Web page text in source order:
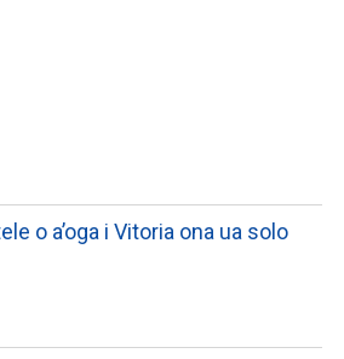
o a’oga i Vitoria ona ua solo